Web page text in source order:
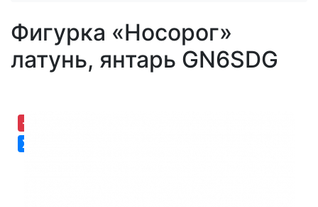
Фигурка «Носорог»
латунь, янтарь GN6SDG
-30,60%
Хит